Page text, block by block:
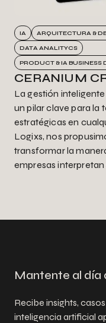
IA
ARQUITECTURA &
DATA ANALITYCS
PRODUCT & IA BUSINESS
CERANIUM
La gestión
un pilar clave para la
estratégicas en
Logixs, nos
transformar la
empresas interpretan
Mantente al día
Recibe insights,
inteligencia artificial